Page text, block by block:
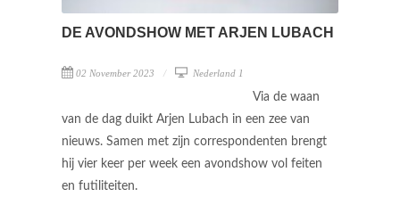
DE AVONDSHOW MET ARJEN LUBACH
02 November 2023 Nederland 1
Via de waan
van de dag duikt Arjen Lubach in een zee van
nieuws. Samen met zijn correspondenten brengt
hij vier keer per week een avondshow vol feiten
en futiliteiten.